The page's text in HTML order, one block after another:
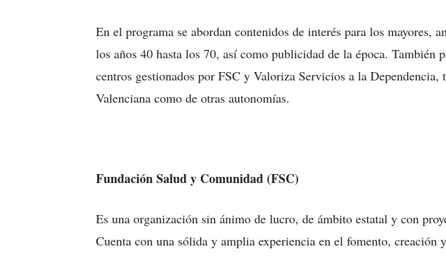
En el programa se abordan contenidos de interés para los mayores,
los años 40 hasta los 70, así como publicidad de la época. También
centros gestionados por FSC y Valoriza Servicios a la Dependencia,
Valenciana como de otras autonomías.
Fundación Salud y Comunidad (FSC)
Es una organización sin ánimo de lucro, de ámbito estatal y con
Cuenta con una sólida y amplia experiencia en el fomento, creación